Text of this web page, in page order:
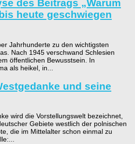
des Beitrags „Warum
heute geschwiegen
Jahrhunderte zu den wichtigsten
Nach 1945 verschwand Schlesien
öffentlichen Bewusstsein. In
als heikel, in...
und seine
wird die Vorstellungswelt bezeichnet,
Gebiete westlich der polnischen
die im Mittelalter schon einmal zu